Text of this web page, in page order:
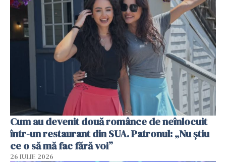
Cum au devenit două românce de neînlocuit
într-un restaurant din SUA. Patronul: „Nu știu
ce o să mă fac fără voi”
26 IULIE 2026